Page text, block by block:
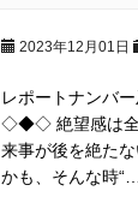
2023年12月01日
レポートナン
◇◆◇ 絶望感は全
来事が後を絶た
かも、そんな時“…